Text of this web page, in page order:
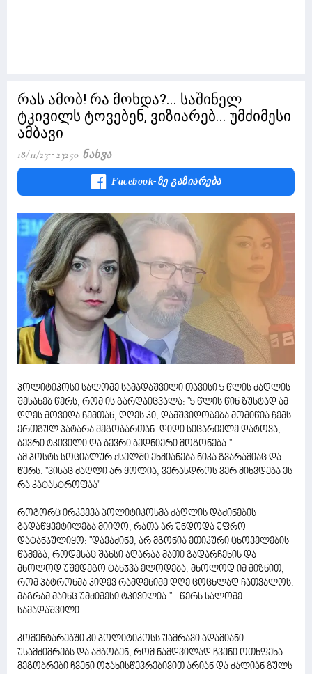
რას ამობ! რა მოხდა?... საშინელ
ტკივილს ტოვებენ, ვიზიარებ... უმძიმესი
ამბავი
18/11/23 23250 Ნახვა
Facebook-Ზე Გაზიარება
პოლიტიკოსი სალომე სამადაშვილი თავისი 5 წლის ძაღლის
შესახებ წერს, რომ ის გარდაიცვალა: "5 წლის წინ ზუსტად ამ
დღეს მოვიდა ჩემთან, დღეს კი, დამშვიდობება მომიწია ჩემს
ერთგულ პატარა მეგობართან. დიდი სიცარიელე დატოვა,
ბევრი ტკივილი და ბევრი ბედნიერი მოგონება."
ამ პოსტს სოციალურ ქსელში ეხმიანება ნიკა გვარამიაც და
წერს: "ვისაც ძაღლი არ ყოლია, ვერასდროს ვერ მიხვდება ეს
რა კატასტროფაა"
როგორც ირკვევა პოლიტიკოსმა ძაღლის დაძინების
გადაწყვეტილება მიიღო, რათა არ უნდოდა უფრო
დატანჯულიყო: "დავაძინე, არ მგონია ეთიკური ცხოველების
წამება, როდესაც შანსი აღარაა მათი გადარჩენის და
მხოლოდ უშედეგო ტანჯვა ელოდება, მხოლოდ იმ მიზნით,
რომ პატრონმა კიდევ რამდენიმე დღე ცოცხლად ჩათვალოს.
მაგრამ მაინც უმძიმესი ტკივილია." - წერს სალომე
სამადაშვილი
კომენტარებში კი პოლიტიკოსს უამრავი ადამიანი
უსამძიმრებს და ამბობენ, რომ ნამდვილად ჩვენი ოთხფეხა
მეგობრები ჩვენი ოჯახისწევრებივით არიან და ძალიან გულს